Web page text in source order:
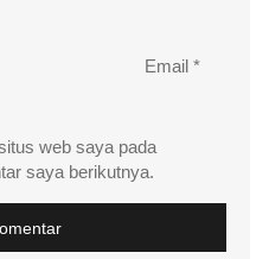
Email *
web saya pada
saya berikutnya.